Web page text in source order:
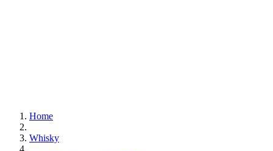
Home
Whisky